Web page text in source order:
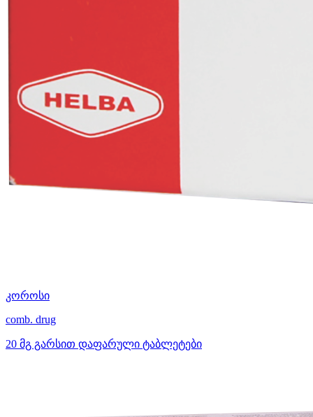
კოროსი
comb. drug
20 მგ გარსით დაფარული ტაბლეტები